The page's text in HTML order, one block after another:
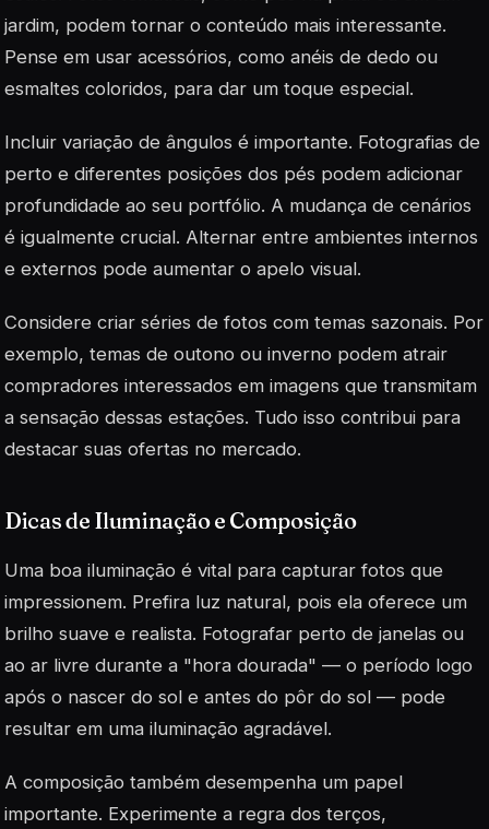
jardim, podem tornar o conteúdo mais interessante.
Pense em usar acessórios, como anéis de dedo ou
esmaltes coloridos, para dar um toque especial.
Incluir variação de ângulos é importante. Fotografias de
perto e diferentes posições dos pés podem adicionar
profundidade ao seu portfólio. A mudança de cenários
é igualmente crucial. Alternar entre ambientes internos
e externos pode aumentar o apelo visual.
Considere criar séries de fotos com temas sazonais. Por
exemplo, temas de outono ou inverno podem atrair
compradores interessados em imagens que transmitam
a sensação dessas estações. Tudo isso contribui para
destacar suas ofertas no mercado.
Dicas de Iluminação e Composição
Uma boa iluminação é vital para capturar fotos que
impressionem. Prefira luz natural, pois ela oferece um
brilho suave e realista. Fotografar perto de janelas ou
ao ar livre durante a "hora dourada" — o período logo
após o nascer do sol e antes do pôr do sol — pode
resultar em uma iluminação agradável.
A composição também desempenha um papel
importante. Experimente a regra dos terços,